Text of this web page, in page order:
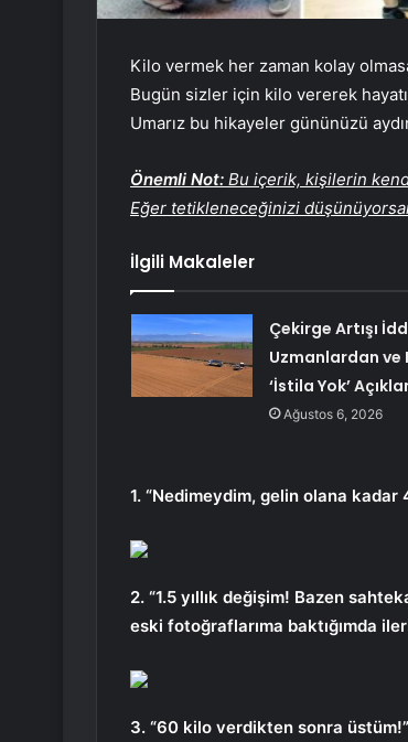
Kilo vermek her zaman kolay
Bugün sizler için kilo vererek
Umarız bu hikayeler gününüzü
Önemli Not: Bu içerik, kişilerin
Eğer tetikleneceğinizi
İlgili Makaleler
Çekirge Artışı
Uzmanlardan ve
‘İstila Yok’
Ağustos 6, 2026
1. “Nedimeydim, gelin olana kadar
2. “1.5 yıllık değişim! Bazen
eski fotoğraflarıma baktığımda
3. “60 kilo verdikten sonra üstüm!”